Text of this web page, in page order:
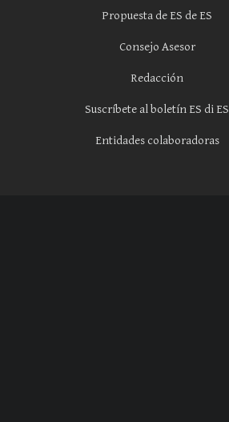
Propuesta de ES de ES
Consejo Asesor
Redacción
Suscríbete al boletín ES di ES
Entidades colaboradoras